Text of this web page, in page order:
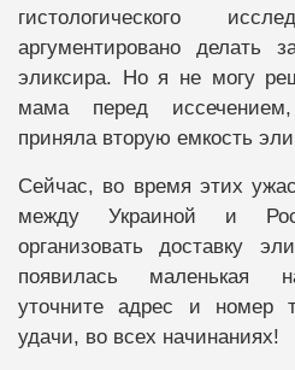
гистологического
аргументировано делать
эликсира. Но я не могу
мама перед
приняла вторую емкость
Сейчас, во время этих
между Украиной и
организовать доставку
появилась маленькая
уточните адрес и номер
удачи, во всех начинаниях!